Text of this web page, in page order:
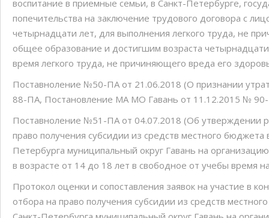
воспитание в приемные семьи, в Санкт-Петербурге,
попечительства на заключение трудового договора с
четырнадцати лет, для выполнения легкого труда, не
общее образование и достигшим возраста
время легкого труда, не причиняющего вреда его
Поставноление №50-ПА от 21.06.2018 (О признании
88-ПА, Постановление МА МО Гавань от 11.12.2015 №
Поставноление №51-ПА от 04.07.2018 (Об утверждении
право получения субсидии из средств местного
Петербурга муниципальный округ Гавань на
в возрасте от 14 до 18 лет в свободное от учебы время
Протокол оценки и сопоставления заявок на участие в
отбора на право получения субсидии из средств